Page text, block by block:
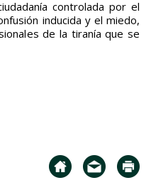
controlada por el
inducida y el miedo,
de la tiranía que se